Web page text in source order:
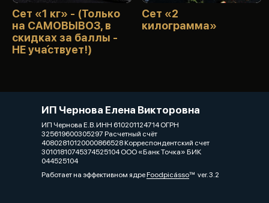
Сет «1 кг» - (Только
на САМОВЫВОЗ, в
скидках за баллы -
НЕ уча́ствует!)
Сет «2
килограмма»
ИП Чернова Елена Викторовна
ИП Чернова Е.В. ИНН 610201124714 ОГРН
325619600305297 Расчетный счёт
40802810120000866528 Корреспондентский счет
30101810745374525104 ООО «Банк Точка» БИК
044525104
Работает на эффективном ядреFoodpicássover. 3.2